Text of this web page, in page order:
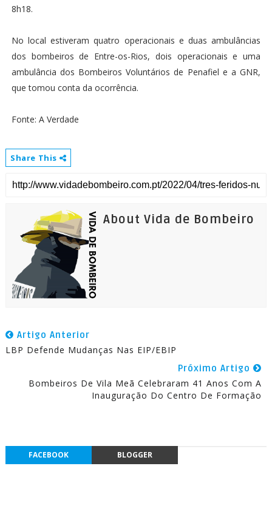
8h18.
No local estiveram quatro operacionais e duas ambulâncias
dos bombeiros de Entre-os-Rios, dois operacionais e uma
ambulância dos Bombeiros Voluntários de Penafiel e a GNR,
que tomou conta da ocorrência.
Fonte: A Verdade
Share This
About Vida de Bombeiro
Artigo Anterior
LBP Defende Mudanças Nas EIP/EBIP
Próximo Artigo
Bombeiros De Vila Meã Celebraram 41 Anos Com A
Inauguração Do Centro De Formação
FACEBOOK BLOGGER